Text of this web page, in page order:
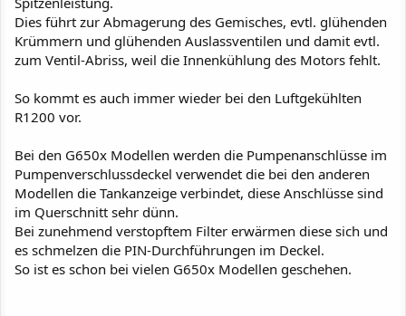
Dies führt zur Abmagerung des Gemisches, evtl. glühenden
Krümmern und glühenden Auslassventilen und damit evtl.
zum Ventil-Abriss, weil die Innenkühlung des Motors fehlt.
So kommt es auch immer wieder bei den Luftgekühlten
R1200 vor.
Bei den G650x Modellen werden die Pumpenanschlüsse im
Pumpenverschlussdeckel verwendet die bei den anderen
Modellen die Tankanzeige verbindet, diese Anschlüsse sind
im Querschnitt sehr dünn.
Bei zunehmend verstopftem Filter erwärmen diese sich und
es schmelzen die PIN-Durchführungen im Deckel.
So ist es schon bei vielen G650x Modellen geschehen.